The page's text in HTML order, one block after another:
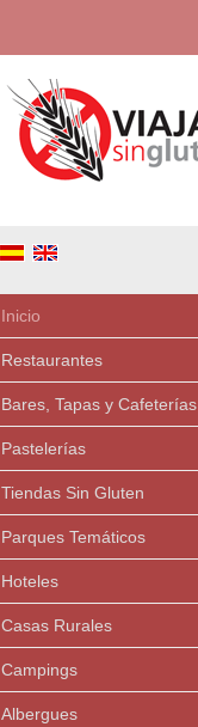
Inicio
Restaurantes
Bares, Tapas y Cafeterías
Pastelerías
Tiendas Sin Gluten
Parques Temáticos
Hoteles
Casas Rurales
Campings
Albergues